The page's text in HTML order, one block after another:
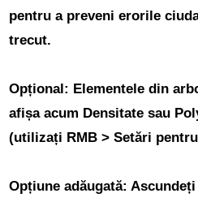
pentru a preveni erorile
trecut.
Opțional: Elementele din
afișa acum Densitate sau
(utilizați RMB > Setări
Opțiune adăugată: